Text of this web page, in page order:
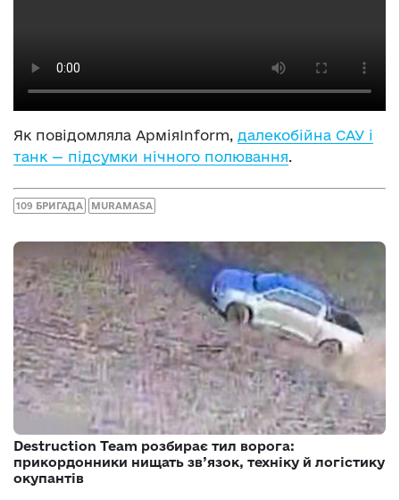
Як повідомляла АрміяInform, далекобійна САУ і
танк — підсумки нічного полювання
109 БРИГАДА MURAMASA
Destruction Team розбирає тил ворога:
прикордонники нищать зв’язок, техніку й логістику
окупантів